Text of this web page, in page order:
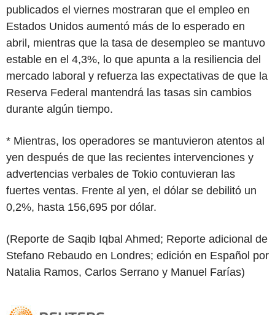
publicados el viernes mostraran que el empleo en
Estados Unidos aumentó más de lo esperado en
abril, mientras que la tasa de desempleo se mantuvo
estable en el 4,3%, lo que apunta a la resiliencia del
mercado laboral y refuerza las expectativas de que la
Reserva Federal mantendrá las tasas sin cambios
durante algún tiempo.
* Mientras, los operadores se mantuvieron atentos al
yen después de que las recientes intervenciones y
advertencias verbales de Tokio contuvieran las
fuertes ventas. Frente al yen, el dólar se debilitó un
0,2%, hasta 156,695 por dólar.
(Reporte de Saqib Iqbal Ahmed; Reporte adicional de
Stefano Rebaudo en Londres; edición en Español por
Natalia Ramos, Carlos Serrano y Manuel Farías)